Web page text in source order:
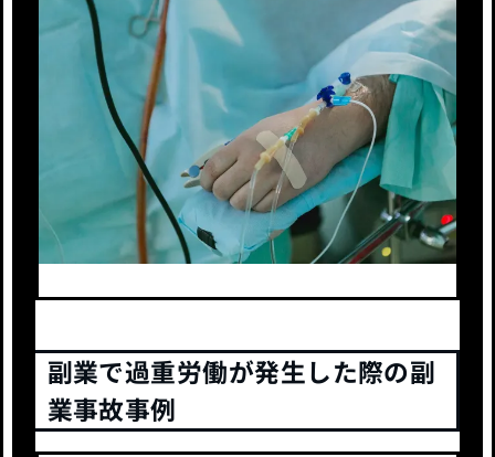
副業で過重労働が発生した際の副
業事故事例